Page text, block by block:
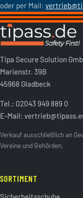
oder per Mail:
Tipa Secure Solution
Marienstr. 39B
45968 Gladbeck
Tel.: 02043 949 889 0
E-Mail:
Verkauf ausschließlich an
Vereine und Behörden.
SORTIMENT